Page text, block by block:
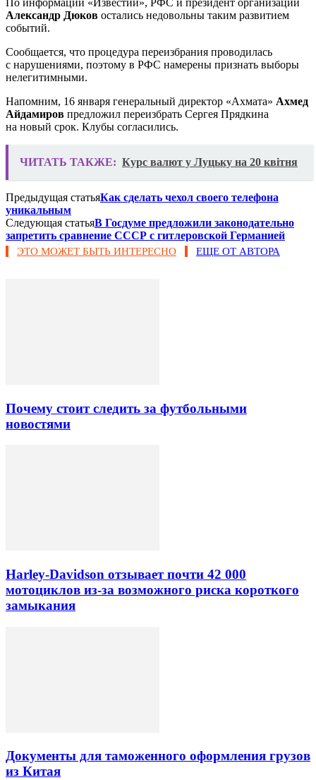
Александр Дюков остались недовольны таким развитием
событий.
Сообщается, что процедура переизбрания проводилась
с нарушениями, поэтому в РФС намерены признать выборы
нелегитимными.
Напомним, 16 января генеральный директор «Ахмата» Ахмед
Айдамиров предложил переизбрать Сергея Прядкина
на новый срок. Клубы согласились.
ЧИТАТЬ ТАКЖЕ: Курс валют у Луцьку на 20 квітня
Предыдущая статьяКак сделать чехол своего телефона
уникальным
Следующая статьяВ Госдуме предложили законодательно
запретить сравнение СССР с гитлеровской Германией
ЭТО МОЖЕТ БЫТЬ ИНТЕРЕСНО ЕЩЕ ОТ АВТОРА
Почему стоит следить за футбольными
новостями
Harley-Davidson отзывает почти 42 000
мотоциклов из-за возможного риска короткого
замыкания
Документы для таможенного оформления грузов
из Китая